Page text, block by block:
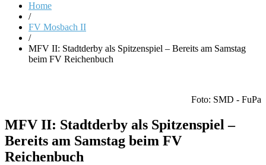
Home
/
FV Mosbach II
/
MFV II: Stadtderby als Spitzenspiel – Bereits am Samstag
beim FV Reichenbuch
Foto: SMD - FuPa
MFV II: Stadtderby als Spitzenspiel –
Bereits am Samstag beim FV
Reichenbuch